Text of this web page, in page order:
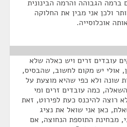
ברמה הגבוהה והרמה הבינונית
ולכן אני מבין את החלוקה
אוכלוסייה.
עובדים זרים ויש כאלה שלא
אולי יש מקום לחשוב, שהבסיס,
שונה ולא כפי שהיא מוצעת על
כמה עובדים זרים ומי
רוצה להיכנס כעת לפירוט, זאת
כאן אני שואל את נציג
מבחינת התוספת הנחוצה, אם